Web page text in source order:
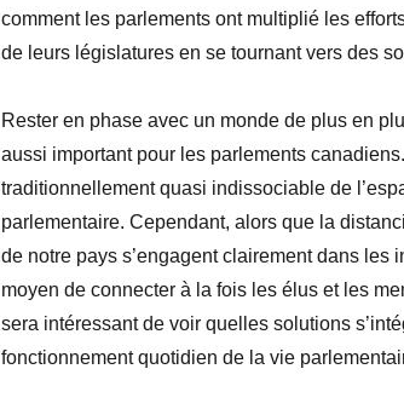
comment les parlements ont multiplié les
de leurs législatures en se tournant vers des
Rester en phase avec un monde de plus en
aussi important pour les parlements
traditionnellement quasi indissociable de
parlementaire. Cependant, alors que la
de notre pays s’engagent clairement dans les
moyen de connecter à la fois les élus et les
sera intéressant de voir quelles solutions
fonctionnement quotidien de la vie